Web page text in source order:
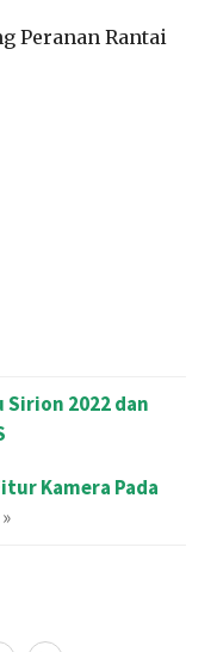
Peranan Rantai
Sirion 2022 dan
Kamera Pada